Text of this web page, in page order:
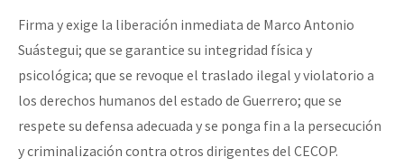
Firma y exige la liberación inmediata de Marco Antonio
Suástegui; que se garantice su integridad física y
psicológica; que se revoque el traslado ilegal y violatorio a
los derechos humanos del estado de Guerrero; que se
respete su defensa adecuada y se ponga fin a la persecución
y criminalización contra otros dirigentes del CECOP.